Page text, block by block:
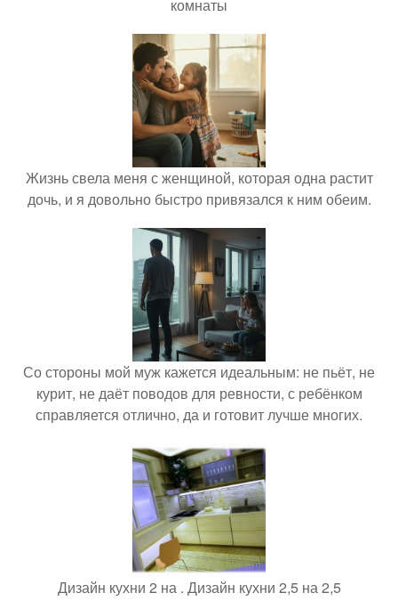
комнаты
Жизнь свела меня с женщиной, которая одна растит
дочь, и я довольно быстро привязался к ним обеим.
Со стороны мой муж кажется идеальным: не пьёт, не
курит, не даёт поводов для ревности, с ребёнком
справляется отлично, да и готовит лучше многих.
Дизайн кухни 2 на . Дизайн кухни 2,5 на 2,5